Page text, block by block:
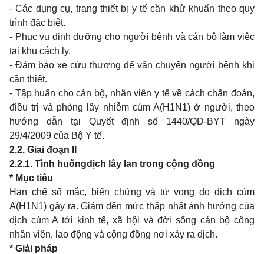
- Các dụng cụ, trang thiết bị y tế cần khử khuẩn theo quy
trình đặc biệt.
- Phục vụ dinh dưỡng cho người bệnh và cán bộ làm việc
tại khu cách ly.
- Đảm bảo xe cứu thương để vận chuyển người bệnh khi
cần thiết.
- Tập huấn cho cán bộ, nhân viên y tế về cách chẩn đoán,
điều trị và phòng lây nhiễm cúm A(H1N1) ở người, theo
hướng dẫn tại Quyết định số 1440/QĐ-BYT ngày
29/4/2009 của Bộ Y tế.
2.2. Giai đoạn II
2.2.1. Tình huốngdịch lây lan trong cộng đồng
* Mục tiêu
Hạn chế số mắc, biến chứng và tử vong do dịch cúm
A(H1N1) gây ra. Giảm đến mức thấp nhất ảnh hưởng của
dịch cúm A tới kinh tế, xã hội và đời sống cán bộ công
nhân viên, lao động và cộng đồng nơi xảy ra dịch.
* Giải pháp